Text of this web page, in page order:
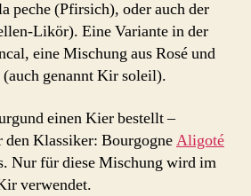
peche (Pfirsich), oder auch der
Likör). Eine Variante in der
eine Mischung aus Rosé und
genannt Kir soleil).
einen Kier bestellt –
Klassiker: BourgogneAligoté
Nur für diese Mischung wird im
verwendet.